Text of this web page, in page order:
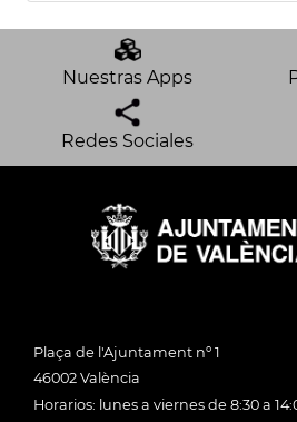
Nuestras Apps
Redes Sociales
Plaça de l'Ajuntament nº 1
46002 València
Horarios: lunes a viernes de 8:30 a